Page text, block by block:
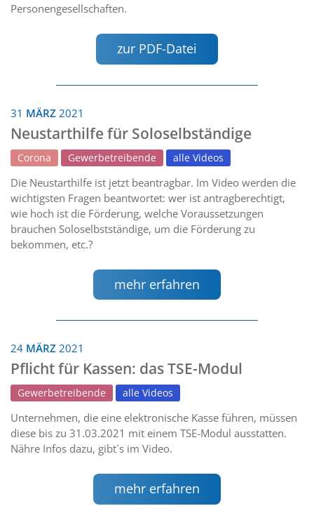
Personengesellschaften.
zur PDF-Datei
31 MÄRZ 2021
Neustarthilfe für Soloselbständige
Corona Gewerbetreibende alle Videos
Die Neustarthilfe ist jetzt beantragbar. Im Video werden die
wichtigsten Fragen beantwortet: wer ist antragberechtigt,
wie hoch ist die Förderung, welche Voraussetzungen
brauchen Soloselbstständige, um die Förderung zu
bekommen, etc.?
mehr erfahren
24 MÄRZ 2021
Pflicht für Kassen: das TSE-Modul
Gewerbetreibende alle Videos
Unternehmen, die eine elektronische Kasse führen, müssen
diese bis zu 31.03.2021 mit einem TSE-Modul ausstatten.
Nähre Infos dazu, gibt´s im Video.
mehr erfahren